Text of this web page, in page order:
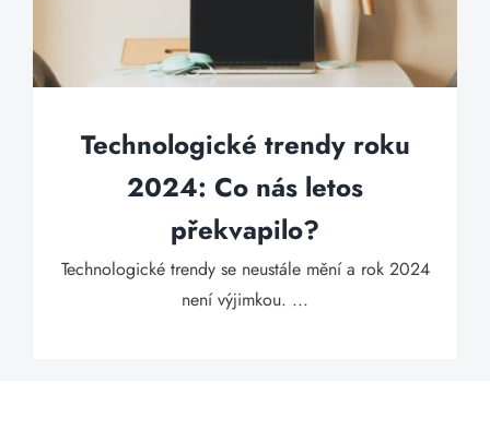
Technologické trendy roku
2024: Co nás letos
překvapilo?
Technologické trendy se neustále mění a rok 2024
není výjimkou. ...